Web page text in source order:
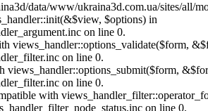
data/www/ukraina3d.com.ua/sites/all/
$options) in
on line 0.
views_handler::options_validate($form,
on line 0.
on line 0.
with
on line 0.